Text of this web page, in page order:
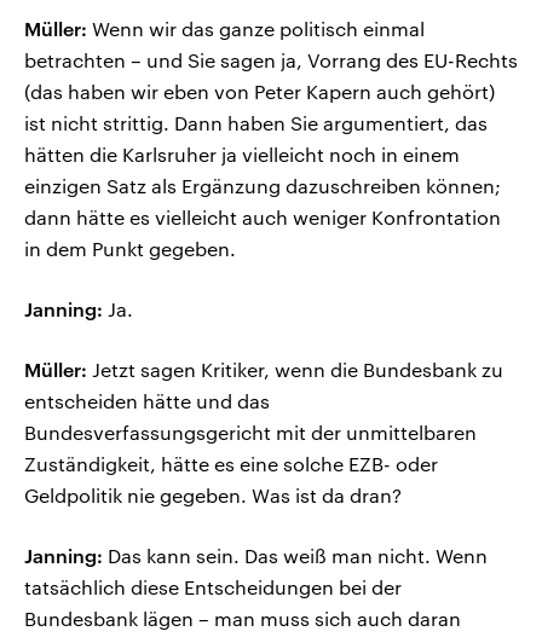
Müller: Wenn wir das ganze politisch einmal
betrachten – und Sie sagen ja, Vorrang des EU-Rechts
(das haben wir eben von Peter Kapern auch gehört)
ist nicht strittig. Dann haben Sie argumentiert, das
hätten die Karlsruher ja vielleicht noch in einem
einzigen Satz als Ergänzung dazuschreiben können;
dann hätte es vielleicht auch weniger Konfrontation
in dem Punkt gegeben.
Janning: Ja.
Müller: Jetzt sagen Kritiker, wenn die Bundesbank zu
entscheiden hätte und das
Bundesverfassungsgericht mit der unmittelbaren
Zuständigkeit, hätte es eine solche EZB- oder
Geldpolitik nie gegeben. Was ist da dran?
Janning: Das kann sein. Das weiß man nicht. Wenn
tatsächlich diese Entscheidungen bei der
Bundesbank lägen – man muss sich auch daran